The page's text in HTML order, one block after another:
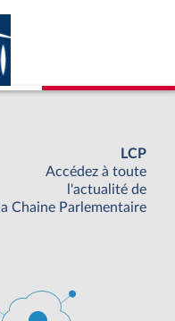
LCP
Accédez à toute
l'actualité de
la Chaine Parlementaire